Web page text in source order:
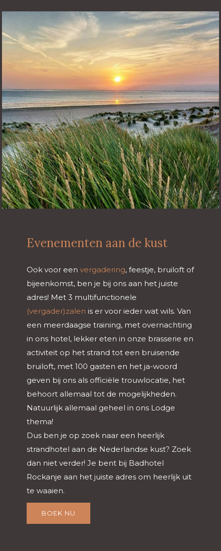
Evenementen aan de kust
Ook voor eenvergadering, feestje, bruiloft of
bijeenkomst, ben je bij ons aan het juiste
adres! Met 3 multifunctionele
(vergader)zalen is er voor ieder wat wils. Van
een meerdaagse training, met overnachting
in ons hotel, lekker eten in onze brasserie en
activiteit op het strand tot een bruisende
bruiloft, met 100 gasten en het ja-woord
geven bij ons als officiële trouwlocatie, het
behoort allemaal tot de mogelijkheden.
Natuurlijk allemaal geheel in ons Lodge
thema!
Dus ben je op zoek naar een heerlijk
strandhotel aan de Nederlandse kust? Zoek
dan niet verder! Je bent bij Badhotel
Rockanje aan het juiste adres om heerlijk uit
te waaien.
BOEK NU